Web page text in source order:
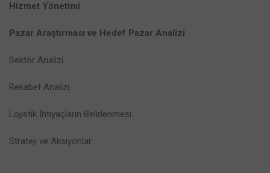
Hizmet Yönetimi
Pazar Araştırması ve Hedef Pazar Analizi
Sektör Analizi
Rekabet Analizi
Lojistik İhtiyaçların Belirlenmesi
Strateji ve Aksiyonlar